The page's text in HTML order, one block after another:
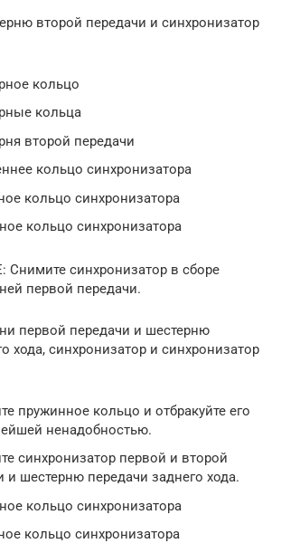
второй передачи и синхронизатор
кольцо
кольца
второй передачи
кольцо синхронизатора
кольцо синхронизатора
кольцо синхронизатора
синхронизатор в сборе
первой передачи.
первой передачи и шестерню
хода, синхронизатор и синхронизатор
пружинное кольцо и отбракуйте его
ненадобностью.
синхронизатор первой и второй
и шестерню передачи заднего хода.
кольцо синхронизатора
кольцо синхронизатора